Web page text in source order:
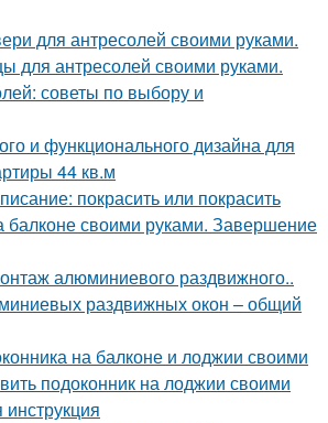
для антресолей своими руками.
для антресолей своими руками.
советы по выбору и
и функционального дизайна для
44 кв.м
покрасить или покрасить
балконе своими руками. Завершение
алюминиевого раздвижного..
раздвижных окон – общий
на балконе и лоджии своими
подоконник на лоджии своими